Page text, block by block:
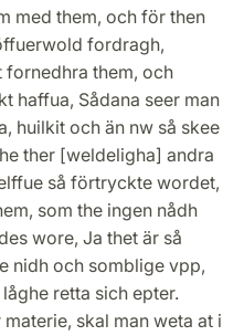
med them, och för then
fordragh,
fornedhra them, och
haffua, Sådana seer man
huilkit och än nw så skee
ther [weldeligha] andra
så förtryckte wordet,
som the ingen nådh
wore, Ja thet är så
nidh och somblige vpp,
retta sich epter.
skal man weta at i